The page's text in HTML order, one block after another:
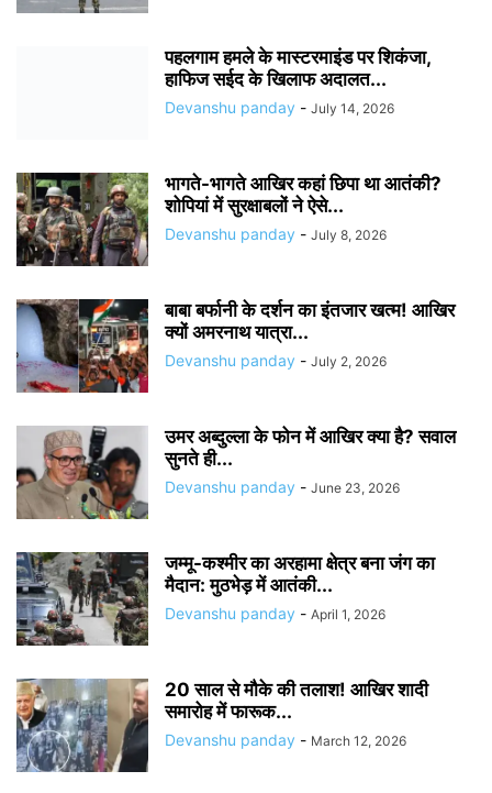
पहलगाम हमले के मास्टरमाइंड पर शिकंजा,
हाफिज सईद के खिलाफ अदालत...
Devanshu panday - July 14, 2026
भागते-भागते आखिर कहां छिपा था आतंकी?
शोपियां में सुरक्षाबलों ने ऐसे...
Devanshu panday - July 8, 2026
बाबा बर्फानी के दर्शन का इंतजार खत्म! आखिर
क्यों अमरनाथ यात्रा...
Devanshu panday - July 2, 2026
उमर अब्दुल्ला के फोन में आखिर क्या है? सवाल
सुनते ही...
Devanshu panday - June 23, 2026
जम्मू-कश्मीर का अरहामा क्षेत्र बना जंग का
मैदान: मुठभेड़ में आतंकी...
Devanshu panday - April 1, 2026
20 साल से मौके की तलाश! आखिर शादी
समारोह में फारूक...
Devanshu panday - March 12, 2026